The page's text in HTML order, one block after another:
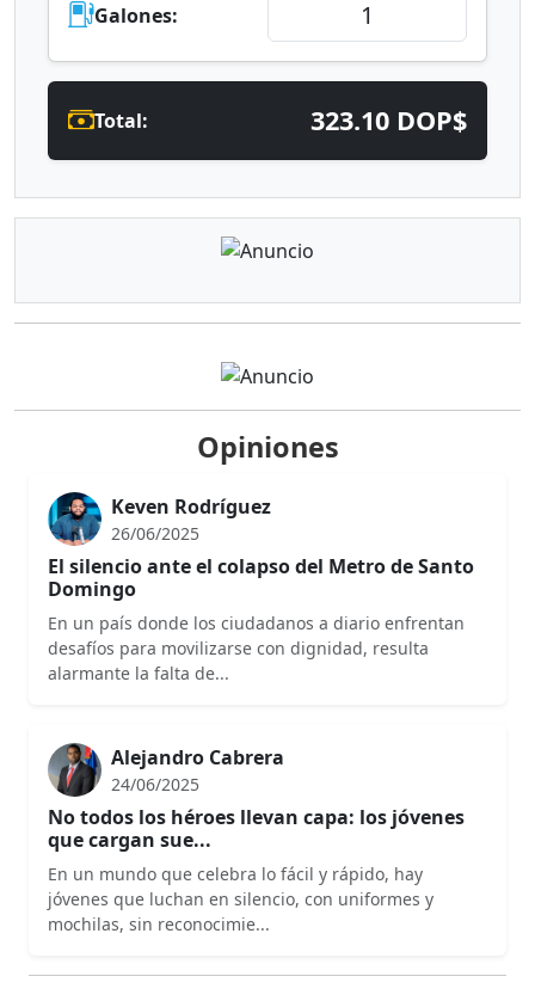
Galones:
Total: 323.10 DOP$
Opiniones
Keven Rodríguez
26/06/2025
El silencio ante el colapso del Metro de Santo
Domingo
En un país donde los ciudadanos a diario enfrentan
desafíos para movilizarse con dignidad, resulta
alarmante la falta de...
Alejandro Cabrera
24/06/2025
No todos los héroes llevan capa: los jóvenes
que cargan sue...
En un mundo que celebra lo fácil y rápido, hay
jóvenes que luchan en silencio, con uniformes y
mochilas, sin reconocimie...